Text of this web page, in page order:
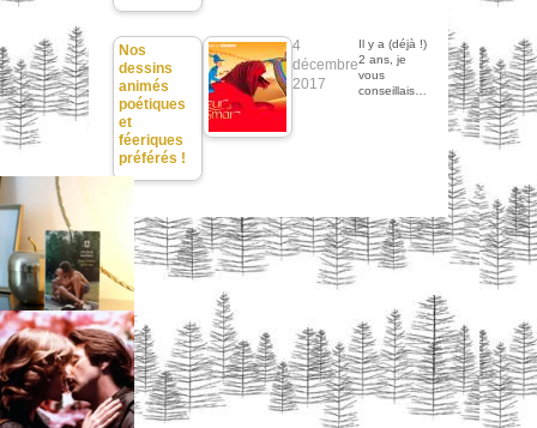
Nos
dessins
animés
poétiques
et
féeriques
préférés !
4
décembre
2017
Il y a (déjà !)
2 ans, je
vous
conseillais…